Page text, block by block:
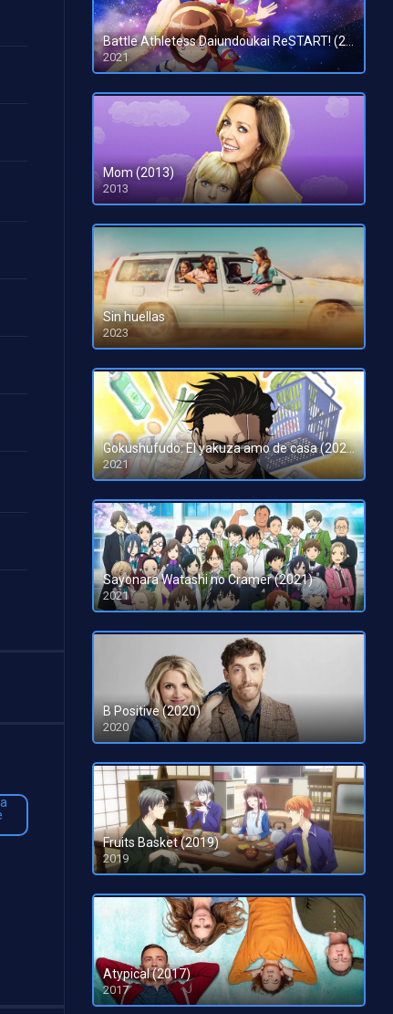
Battle Athletess Daiundoukai ReSTART! (2021)
2021
Mom (2013)
2013
Sin huellas
2023
HD 1080pHD 720p
Gokushufudo: El yakuza amo de casa (2021)
2021
Sayonara Watashi no Cramer (2021)
2021
B Positive (2020)
2020
Fruits Basket (2019)
2019
Atypical (2017)
2017